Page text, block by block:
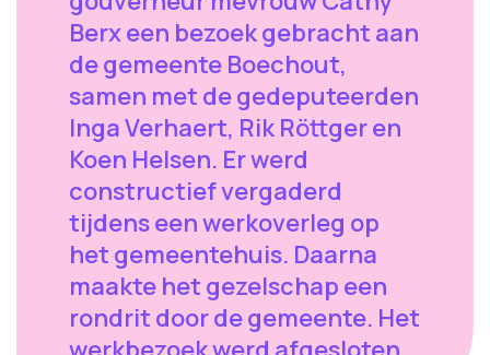
Berx een bezoek gebracht aan
de gemeente Boechout,
samen met de gedeputeerden
Inga Verhaert, Rik Röttger en
Koen Helsen. Er werd
constructief vergaderd
tijdens een werkoverleg op
het gemeentehuis. Daarna
maakte het gezelschap een
rondrit door de gemeente. Het